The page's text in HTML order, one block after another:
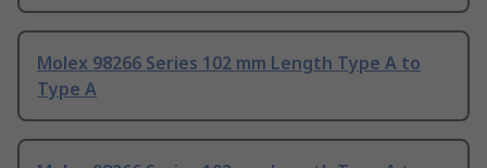
Molex 98266 Series 102 mm Length Type A to
Type A